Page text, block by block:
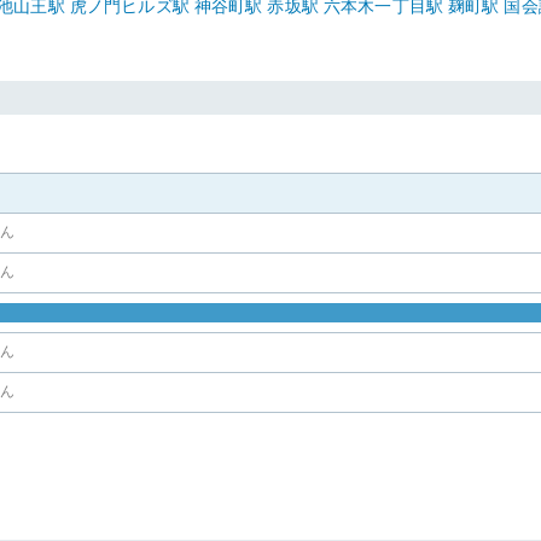
山王駅 虎ノ門ヒルズ駅 神谷町駅 赤坂駅 六本木一丁目駅 麹町駅 国